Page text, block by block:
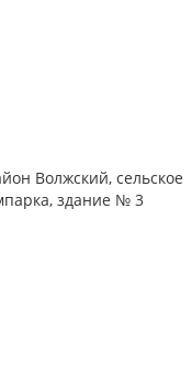
Волжский, сельское
здание № 3